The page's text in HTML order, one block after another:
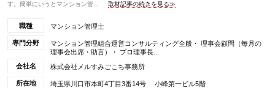
す。簡単にいうとマンション管...
取材記事の続きを見る≫
職種 マンション管理士
専門分野
マンション管理組合運営コンサルティング全般・ 理事会顧問（毎月の
理事会出席・助言）・ プロ理事長...
会社名
株式会社メルすみごこち事務所
所在地 埼玉県川口市本町4丁目3番14号 小峰第一ビル5階